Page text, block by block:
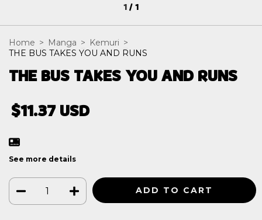
1/1
Home > Manga > Kemuri >
THE BUS TAKES YOU AND RUNS
THE BUS TAKES YOU AND RUNS
$11.37 USD
See more details